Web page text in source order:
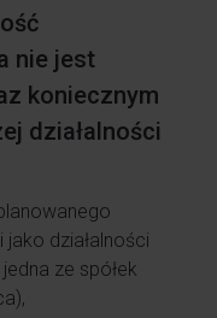
nie jest
koniecznym
działalności
działalności
ze spółek